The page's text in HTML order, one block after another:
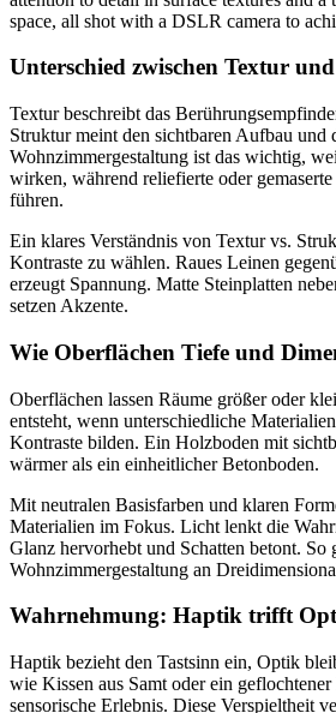
Unterschied zwischen Textur
Textur beschreibt das
Struktur meint den sichtbaren Aufbau und
Wohnzimmergestaltung ist das wichtig,
wirken, während reliefierte oder
führen.
Ein klares Verständnis von Textur vs.
Kontraste zu wählen. Raues Leinen
erzeugt Spannung. Matte Steinplatten
setzen Akzente.
Wie Oberflächen Tiefe und
Oberflächen lassen Räume größer oder
entsteht, wenn unterschiedliche
Kontraste bilden. Ein Holzboden mit
wärmer als ein einheitlicher Betonboden.
Mit neutralen Basisfarben und klaren
Materialien im Fokus. Licht lenkt die
Glanz hervorhebt und Schatten betont. So
Wohnzimmergestaltung an
Wahrnehmung: Haptik trifft
Haptik bezieht den Tastsinn ein, Optik
wie Kissen aus Samt oder ein
sensorische Erlebnis. Diese Verspieltheit